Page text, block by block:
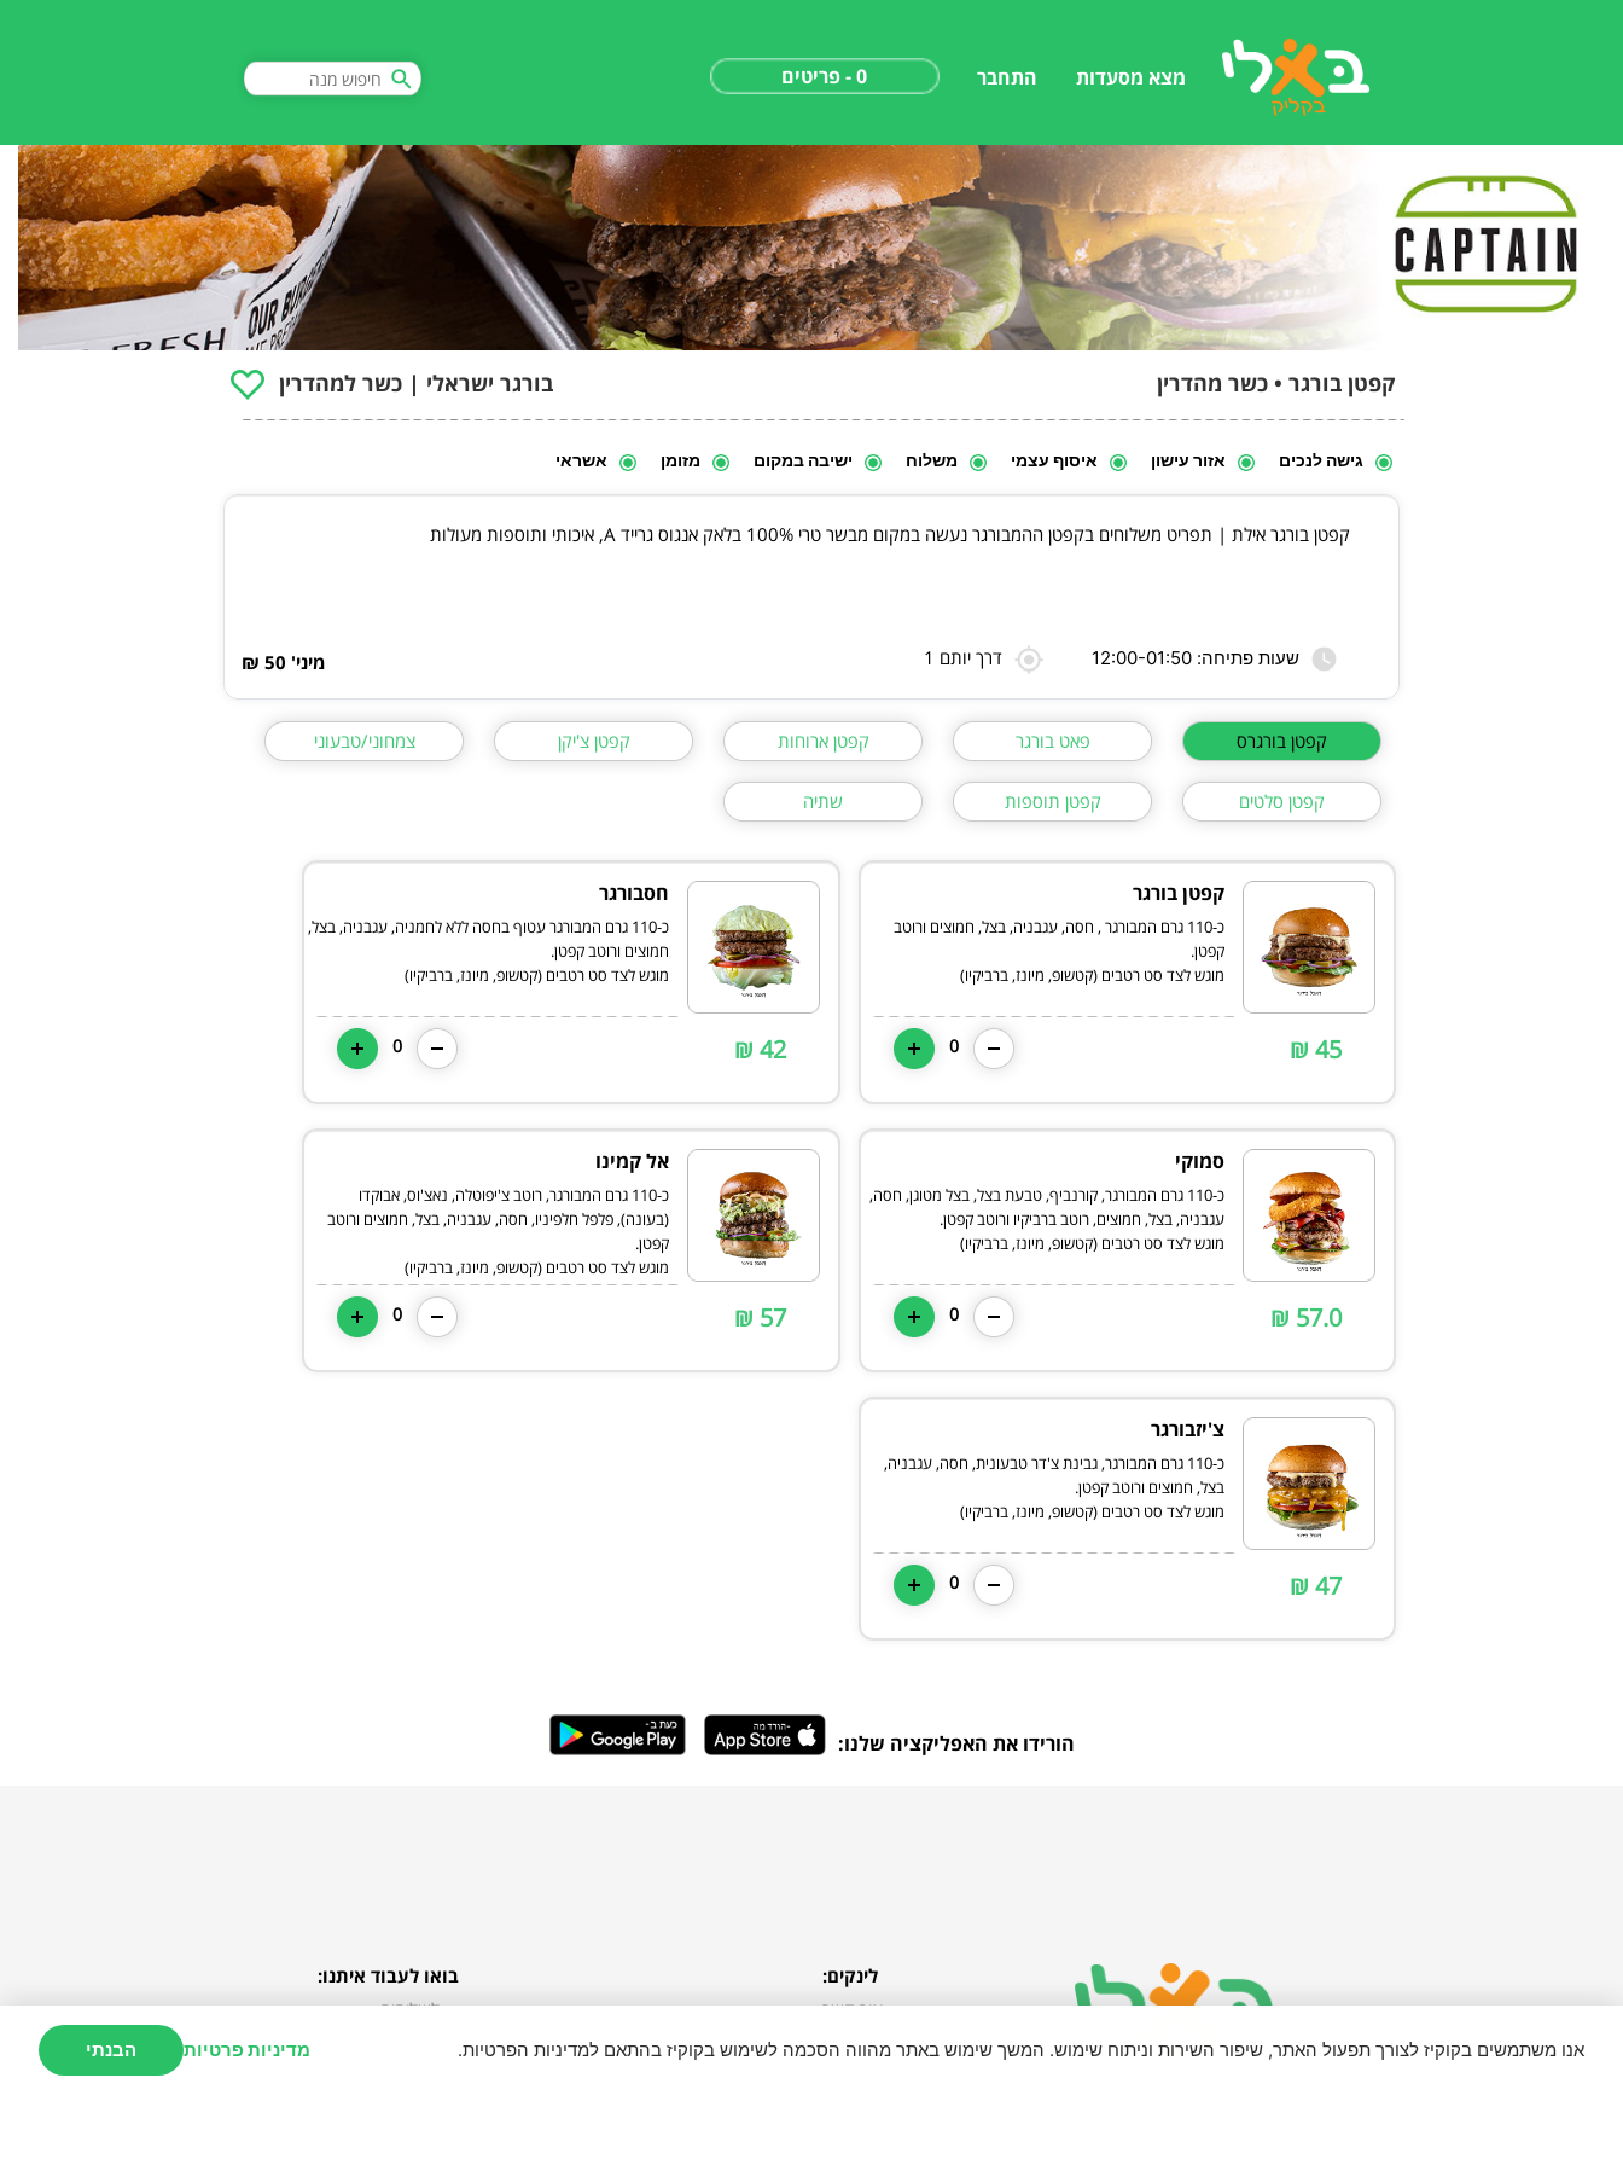
מצא מסעדות התחבר 0 - פריטים
בורגר ישראלי | כשר למהדרין קפטן בורגר • כשר מהדרין
גישה לנכים אזור עישון איסוף עצמי משלוח ישיבה במקום מזומן אשראי
קפטן בורגר אילת | תפריט משלוחים בקפטן ההמבורגר נעשה במקום מבשר טרי 100% בלאק אנגוס גרייד A, איכותי ותוספות מעולות
שעות פתיחה: 12:00-01:50 דרך יותם 1 מיני' 50 ₪
קפטן בורגרס פאט בורגר קפטן ארוחות קפטן צ'יקן צמחוני/טבעוני
קפטן סלטים קפטן תוספות שתיה
קפטן בורגר
כ-110 גרם המבורגר , חסה, עגבניה, בצל, חמוצים ורוטב
מוגש לצד סט רטבים (קטשופ, מיונז, ברביקיו)
45 ₪
0
חסבורגר
כ-110 גרם המבורגר עטוף בחסה ללא לחמניה, עגבניה, בצל,
מוגש לצד סט רטבים (קטשופ, מיונז, ברביקיו)
42 ₪
0
סמוקי
כ-110 גרם המבורגר, קורנביף, טבעת בצל, בצל מטוגן, חסה,
מוגש לצד סט רטבים (קטשופ, מיונז, ברביקיו)
57.0 ₪
0
אל קמינו
כ-110 גרם המבורגר, רוטב צ'יפוטלה, נאצ'וס, אבוקדו
(בעונה), פלפל חלפיניו, חסה, עגבניה, בצל, חמוצים ורוטב
מוגש לצד סט רטבים (קטשופ, מיונז, ברביקיו)
57 ₪
0
צ'יזבורגר
כ-110 גרם המבורגר, גבינת צ'דר טבעונית, חסה, עגבניה,
מוגש לצד סט רטבים (קטשופ, מיונז, ברביקיו)
47 ₪
0
הורידו את האפליקציה שלנו:
לינקים:
צור קשר
בואו לעבוד איתנו:
לשליחים
אנו משתמשים בקוקיז לצורך תפעול האתר, שיפור השירות וניתוח שימוש. המשך שימוש באתר מהווה הסכמה לשימוש בקוקיז בהתאם למדיניות הפרטיות. מדיניות פרטיות הבנתי